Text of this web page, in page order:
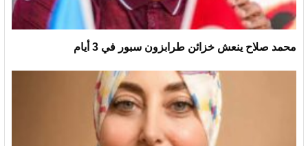
محمد صلاح ينعش خزائن طرابزون سبور في 3 أيام